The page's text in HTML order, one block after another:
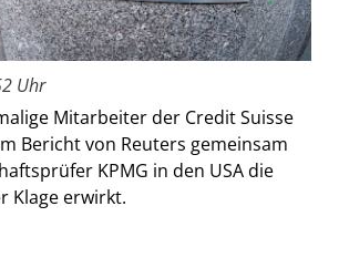
Uhr
Mitarbeiter der Credit Suisse
Bericht von Reuters gemeinsam
KPMG in den USA die
Klage erwirkt.